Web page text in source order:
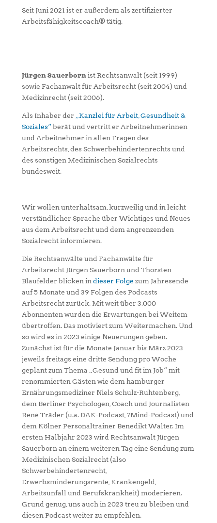
Seit Juni 2021 ist er außerdem als zertifizierter
Arbeitsfähigkeitscoach® tätig.
Jürgen Sauerbornist Rechtsanwalt (seit 1999)
sowie Fachanwalt für Arbeitsrecht (seit 2004) und
Medizinrecht (seit 2006).
Als Inhaber der „Kanzlei für Arbeit, Gesundheit &
Soziales“berät und vertritt er Arbeitnehmerinnen
und Arbeitnehmer in allen Fragen des
Arbeitsrechts, des Schwerbehindertenrechts und
des sonstigen Medizinischen Sozialrechts
bundesweit.
Wir wollen unterhaltsam, kurzweilig und in leicht
verständlicher Sprache über Wichtiges und Neues
aus dem Arbeitsrecht und dem angrenzenden
Sozialrecht informieren.
Die Rechtsanwälte und Fachanwälte für
Arbeitsrecht Jürgen Sauerborn und Thorsten
Blaufelder blicken indieser Folge zum Jahresende
auf 5 Monate und 39 Folgen des Podcasts
Arbeitsrecht zurück. Mit weit über 3.000
Abonnenten wurden die Erwartungen bei Weitem
übertroffen. Das motiviert zum Weitermachen. Und
so wird es in 2023 einige Neuerungen geben.
Zunächst ist für die Monate Januar bis März 2023
jeweils freitags eine dritte Sendung pro Woche
geplant zum Thema „Gesund und fit im Job“ mit
renommierten Gästen wie dem hamburger
Ernährungsmediziner Niels Schulz-Ruhtenberg,
dem Berliner Psychologen, Coach und Journalisten
René Träder (u.a. DAK-Podcast, 7Mind-Podcast) und
dem Kölner Personaltrainer Benedikt Walter. Im
ersten Halbjahr 2023 wird Rechtsanwalt Jürgen
Sauerborn an einem weiteren Tag eine Sendung zum
Medizinischen Sozialrecht (also
Schwerbehindertenrecht,
Erwerbsminderungsrente, Krankengeld,
Arbeitsunfall und Berufskrankheit) moderieren.
Grund genug, uns auch in 2023 treu zu bleiben und
diesen Podcast weiter zu empfehlen.